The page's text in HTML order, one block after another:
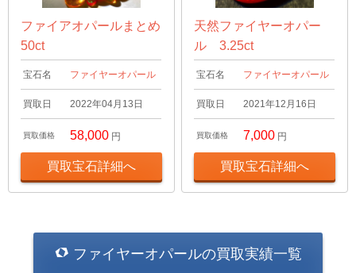
ファイアオパールまとめ
50ct
宝石名 ファイヤーオパール
買取日 2022年04月13日
買取価格 58,000 円
買取宝石詳細へ
天然ファイヤーオパー
ル 3.25ct
宝石名 ファイヤーオパール
買取日 2021年12月16日
買取価格 7,000 円
買取宝石詳細へ
ファイヤーオパールの買取実績一覧